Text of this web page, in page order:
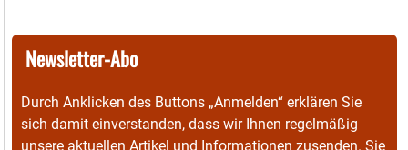
Newsletter-Abo
Durch Anklicken des Buttons „Anmelden“ erklären Sie
sich damit einverstanden, dass wir Ihnen regelmäßig
unsere aktuellen Artikel und Informationen zusenden. Sie